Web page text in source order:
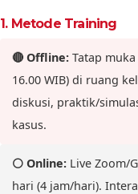
1. Metode Training
🔴 Offline: Tatap
16.00 WIB) di ruang
diskusi, praktik/
kasus.
⚪ Online: Live Zoom/
hari (4 jam/hari).